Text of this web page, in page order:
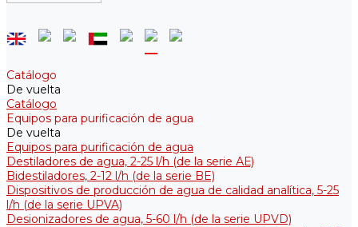
Catálogo
De vuelta
Catálogo
Equipos para purificación de agua
De vuelta
Equipos para purificación de agua
Destiladores de agua, 2-25 l/h (de la serie АЕ)
Bidestiladores, 2-12 l/h (de la serie BE)
Dispositivos de producción de agua de calidad analítica, 5-25
l/h (de la serie UPVA)
Desionizadores de agua, 5-60 l/h (de la serie UPVD)